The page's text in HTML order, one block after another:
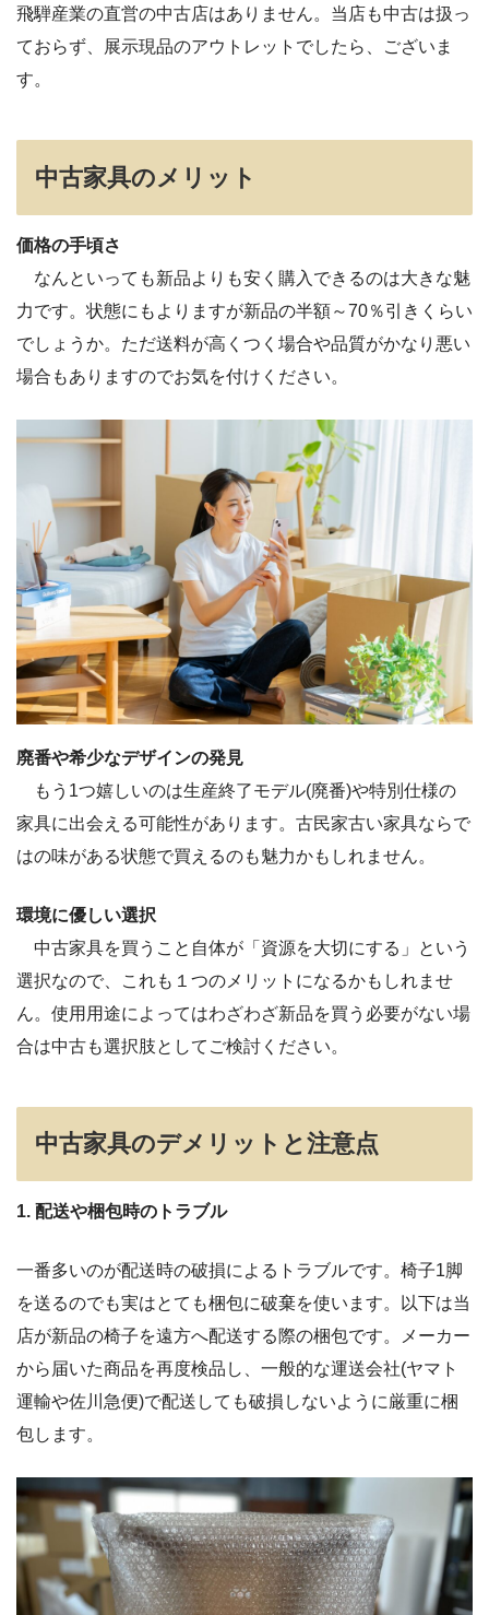
飛騨産業の直営の中古店はありません。当店も中古は扱っ
ておらず、展示現品のアウトレットでしたら、ございま
す。
中古家具のメリット
価格の手頃さ
なんといっても新品よりも安く購入できるのは大きな魅
力です。状態にもよりますが新品の半額～70％引きくらい
でしょうか。ただ送料が高くつく場合や品質がかなり悪い
場合もありますのでお気を付けください。
廃番や希少なデザインの発見
もう1つ嬉しいのは生産終了モデル(廃番)や特別仕様の
家具に出会える可能性があります。古民家古い家具ならで
はの味がある状態で買えるのも魅力かもしれません。
環境に優しい選択
中古家具を買うこと自体が「資源を大切にする」という
選択なので、これも１つのメリットになるかもしれませ
ん。使用用途によってはわざわざ新品を買う必要がない場
合は中古も選択肢としてご検討ください。
中古家具のデメリットと注意点
1. 配送や梱包時のトラブル
一番多いのが配送時の破損によるトラブルです。椅子1脚
を送るのでも実はとても梱包に破棄を使います。以下は当
店が新品の椅子を遠方へ配送する際の梱包です。メーカー
から届いた商品を再度検品し、一般的な運送会社(ヤマト
運輸や佐川急便)で配送しても破損しないように厳重に梱
包します。